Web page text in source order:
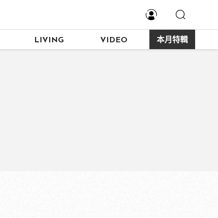
LIVING VIDEO 本月特輯